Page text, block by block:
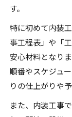
意
現場
快適空間を
快適空
内装工
す。
特に初めて内装
事工程表」や「
安心材料となり
順番やスケジュ
りの仕上がりや
また、内装工事